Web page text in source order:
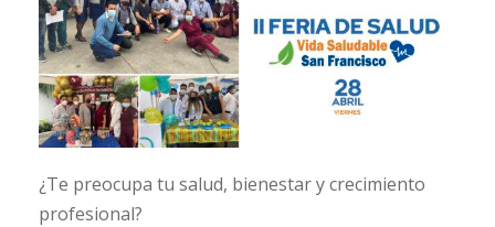
¿Te preocupa tu salud, bienestar y crecimiento
profesional?